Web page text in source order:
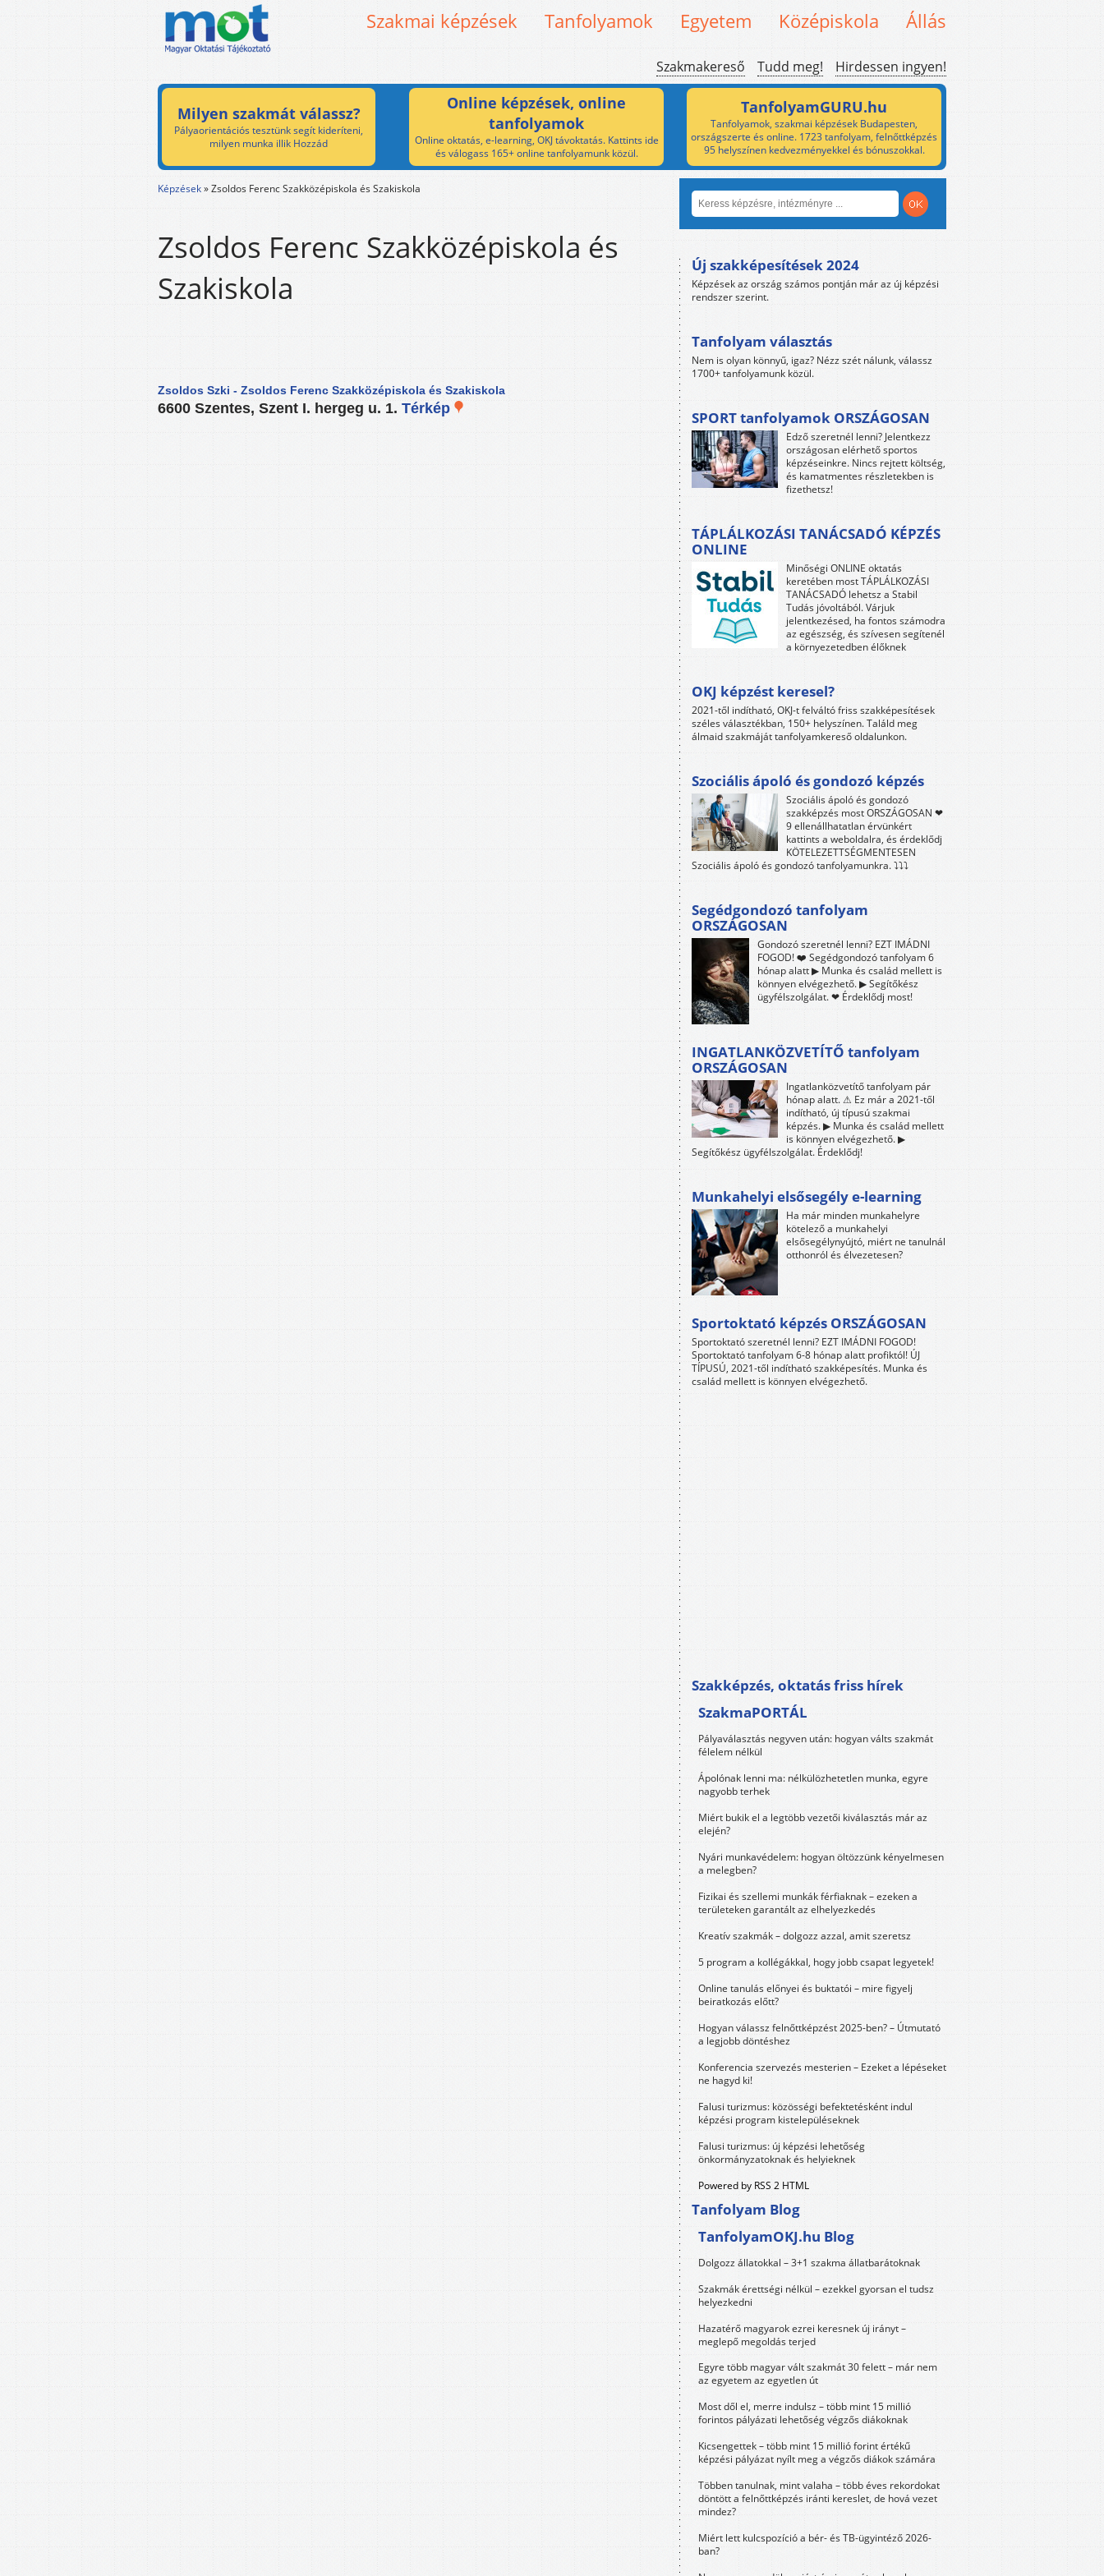
Szakmai képzések Tanfolyamok Egyetem Középiskola Állás
Szakmakereső Tudd meg! Hirdessen ingyen!
Milyen szakmát válassz?
Pályaorientációs tesztünk segít kideríteni,
milyen munka illik Hozzád
Online képzések, online
tanfolyamok
Online oktatás, e-learning, OKJ távoktatás. Kattints ide
és válogass 165+ online tanfolyamunk közül.
TanfolyamGURU.hu
Tanfolyamok, szakmai képzések Budapesten,
országszerte és online. 1723 tanfolyam, felnőttképzés
95 helyszínen kedvezményekkel és bónuszokkal.
Képzések»Zsoldos Ferenc Szakközépiskola és Szakiskola
Zsoldos Ferenc Szakközépiskola és
Szakiskola
Zsoldos Szki - Zsoldos Ferenc Szakközépiskola és Szakiskola
6600 Szentes, Szent I. hergeg u. 1. Térkép
Új szakképesítések 2024
Képzések az ország számos pontján már az új képzési
rendszer szerint.
Tanfolyam választás
Nem is olyan könnyű, igaz? Nézz szét nálunk, válassz
1700+ tanfolyamunk közül.
SPORT tanfolyamok ORSZÁGOSAN
Edző szeretnél lenni? Jelentkezz
országosan elérhető sportos
képzéseinkre. Nincs rejtett költség,
és kamatmentes részletekben is
fizethetsz!
TÁPLÁLKOZÁSI TANÁCSADÓ KÉPZÉS
ONLINE
Minőségi ONLINE oktatás
keretében most TÁPLÁLKOZÁSI
TANÁCSADÓ lehetsz a Stabil
Tudás jóvoltából. Várjuk
jelentkezésed, ha fontos számodra
az egészség, és szívesen segítenél
a környezetedben élőknek
OKJ képzést keresel?
2021-től indítható, OKJ-t felváltó friss szakképesítések
széles választékban, 150+ helyszínen. Találd meg
álmaid szakmáját tanfolyamkereső oldalunkon.
Szociális ápoló és gondozó képzés
Szociális ápoló és gondozó
szakképzés most ORSZÁGOSAN ❤
9 ellenállhatatlan érvünkért
kattints a weboldalra, és érdeklődj
KÖTELEZETTSÉGMENTESEN
Szociális ápoló és gondozó tanfolyamunkra. ⤵⤵⤵
Segédgondozó tanfolyam
ORSZÁGOSAN
Gondozó szeretnél lenni? EZT IMÁDNI
FOGOD! ❤️ Segédgondozó tanfolyam 6
hónap alatt ▶ Munka és család mellett is
könnyen elvégezhető. ▶ Segítőkész
ügyfélszolgálat. ❤ Érdeklődj most!
INGATLANKÖZVETÍTŐ tanfolyam
ORSZÁGOSAN
Ingatlanközvetítő tanfolyam pár
hónap alatt. ⚠ Ez már a 2021-től
indítható, új típusú szakmai
képzés. ▶ Munka és család mellett
is könnyen elvégezhető. ▶
Segítőkész ügyfélszolgálat. Érdeklődj!
Munkahelyi elsősegély e-learning
Ha már minden munkahelyre
kötelező a munkahelyi
elsősegélynyújtó, miért ne tanulnál
otthonról és élvezetesen?
Sportoktató képzés ORSZÁGOSAN
Sportoktató szeretnél lenni? EZT IMÁDNI FOGOD!
Sportoktató tanfolyam 6-8 hónap alatt profiktól! ÚJ
TÍPUSÚ, 2021-től indítható szakképesítés. Munka és
család mellett is könnyen elvégezhető.
Szakképzés, oktatás friss hírek
SzakmaPORTÁL
Pályaválasztás negyven után: hogyan válts szakmát
félelem nélkül
Ápolónak lenni ma: nélkülözhetetlen munka, egyre
nagyobb terhek
Miért bukik el a legtöbb vezetői kiválasztás már az
elején?
Nyári munkavédelem: hogyan öltözzünk kényelmesen
a melegben?
Fizikai és szellemi munkák férfiaknak – ezeken a
területeken garantált az elhelyezkedés
Kreatív szakmák – dolgozz azzal, amit szeretsz
5 program a kollégákkal, hogy jobb csapat legyetek!
Online tanulás előnyei és buktatói – mire figyelj
beiratkozás előtt?
Hogyan válassz felnőttképzést 2025-ben? – Útmutató
a legjobb döntéshez
Konferencia szervezés mesterien – Ezeket a lépéseket
ne hagyd ki!
Falusi turizmus: közösségi befektetésként indul
képzési program kistelepüléseknek
Falusi turizmus: új képzési lehetőség
önkormányzatoknak és helyieknek
Powered by RSS 2 HTML
Tanfolyam Blog
TanfolyamOKJ.hu Blog
Dolgozz állatokkal – 3+1 szakma állatbarátoknak
Szakmák érettségi nélkül – ezekkel gyorsan el tudsz
helyezkedni
Hazatérő magyarok ezrei keresnek új irányt –
meglepő megoldás terjed
Egyre több magyar vált szakmát 30 felett – már nem
az egyetem az egyetlen út
Most dől el, merre indulsz – több mint 15 millió
forintos pályázati lehetőség végzős diákoknak
Kicsengettek – több mint 15 millió forint értékű
képzési pályázat nyílt meg a végzős diákok számára
Többen tanulnak, mint valaha – több éves rekordokat
döntött a felnőttképzés iránti kereslet, de hová vezet
mindez?
Miért lett kulcspozíció a bér- és TB-ügyintéző 2026-
ban?